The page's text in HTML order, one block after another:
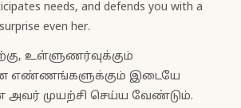
needs, and defends you with a
even her.
உள்ளுணர்வுக்கும்
எண்ணங்களுக்கும் இடையே
அவர் முயற்சி செய்ய வேண்டும்.